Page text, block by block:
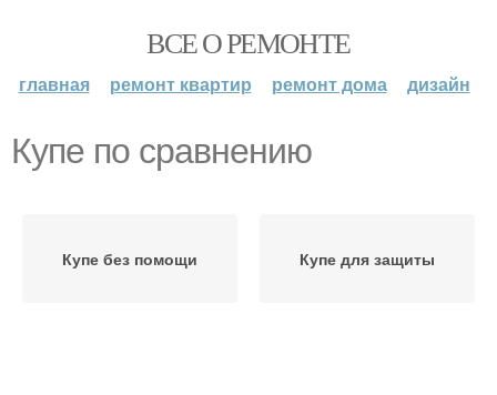
ВСЕ О РЕМОНТЕ
главная ремонт квартир ремонт дома дизайн
Купе по сравнению
Купе без помощи Купе для защиты